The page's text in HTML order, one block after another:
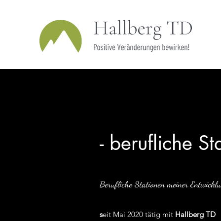
- berufliche
Berufliche Stationen meiner
seit Mai 2020 tätig mit Hallberg TD